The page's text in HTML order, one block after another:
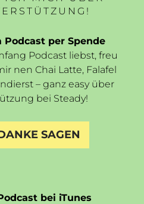
per Spende
Podcast liebst, freu
nen Chai Latte, Falafel
– ganz easy über
bei Steady!
SAGEN
bei iTunes